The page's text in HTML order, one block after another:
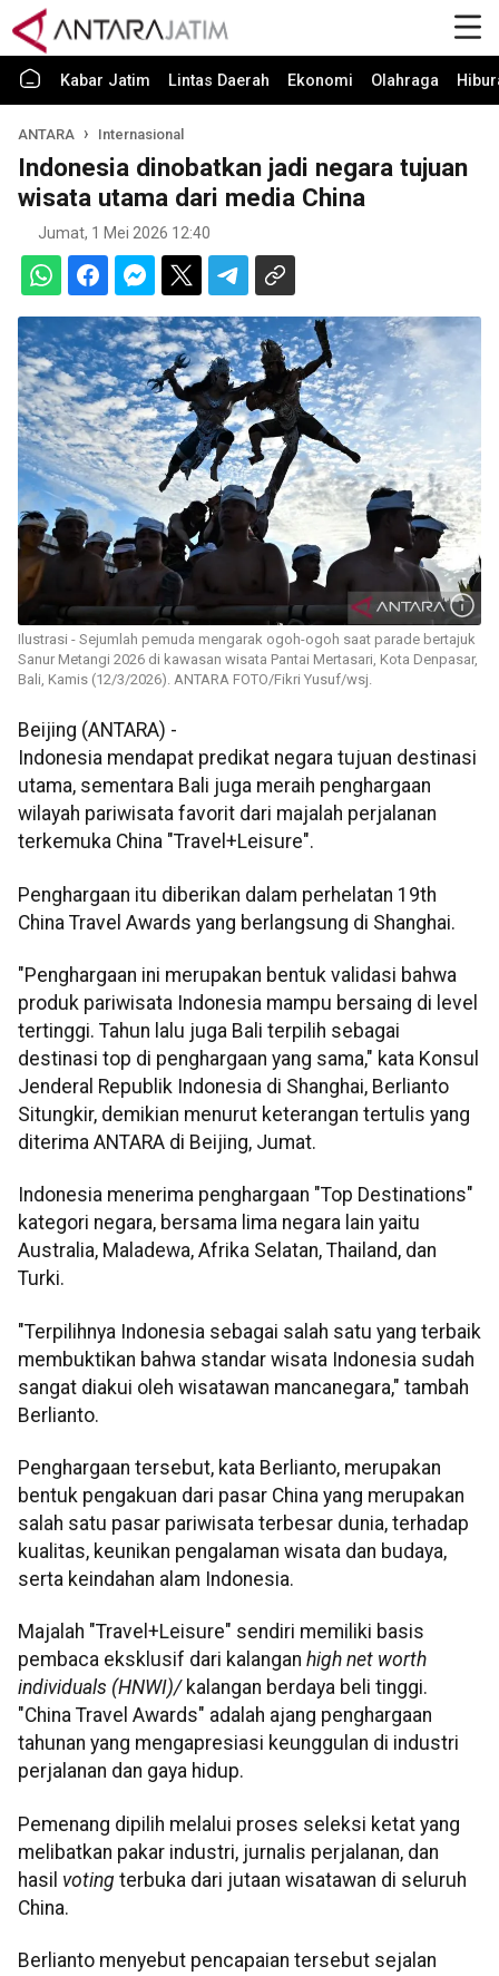
Kabar Jatim Lintas Daerah Ekonomi Olahraga
ANTARA Internasional
Indonesia dinobatkan jadi negara tujuan
wisata utama dari media China
Jumat, 1 Mei 2026 12:40
Ilustrasi - Sejumlah pemuda mengarak ogoh-ogoh saat parade bertajuk
Sanur Metangi 2026 di kawasan wisata Pantai Mertasari, Kota Denpasar,
Bali, Kamis (12/3/2026). ANTARA FOTO/Fikri Yusuf/wsj.
Beijing (ANTARA) -
Indonesia mendapat predikat negara tujuan destinasi
utama, sementara Bali juga meraih penghargaan
wilayah pariwisata favorit dari majalah perjalanan
terkemuka China "Travel+Leisure".
Penghargaan itu diberikan dalam perhelatan 19th
China Travel Awards yang berlangsung di Shanghai.
"Penghargaan ini merupakan bentuk validasi bahwa
produk pariwisata Indonesia mampu bersaing di level
tertinggi. Tahun lalu juga Bali terpilih sebagai
destinasi top di penghargaan yang sama," kata Konsul
Jenderal Republik Indonesia di Shanghai, Berlianto
Situngkir, demikian menurut keterangan tertulis yang
diterima ANTARA di Beijing, Jumat.
Indonesia menerima penghargaan "Top Destinations"
kategori negara, bersama lima negara lain yaitu
Australia, Maladewa, Afrika Selatan, Thailand, dan
Turki.
"Terpilihnya Indonesia sebagai salah satu yang terbaik
membuktikan bahwa standar wisata Indonesia sudah
sangat diakui oleh wisatawan mancanegara," tambah
Berlianto.
Penghargaan tersebut, kata Berlianto, merupakan
bentuk pengakuan dari pasar China yang merupakan
salah satu pasar pariwisata terbesar dunia, terhadap
kualitas, keunikan pengalaman wisata dan budaya,
serta keindahan alam Indonesia.
Majalah "Travel+Leisure" sendiri memiliki basis
pembaca eksklusif dari kalangan high net worth
individuals (HNWI)/ kalangan berdaya beli tinggi.
"China Travel Awards" adalah ajang penghargaan
tahunan yang mengapresiasi keunggulan di industri
perjalanan dan gaya hidup.
Pemenang dipilih melalui proses seleksi ketat yang
melibatkan pakar industri, jurnalis perjalanan, dan
hasil voting terbuka dari jutaan wisatawan di seluruh
China.
Berlianto menyebut pencapaian tersebut sejalan